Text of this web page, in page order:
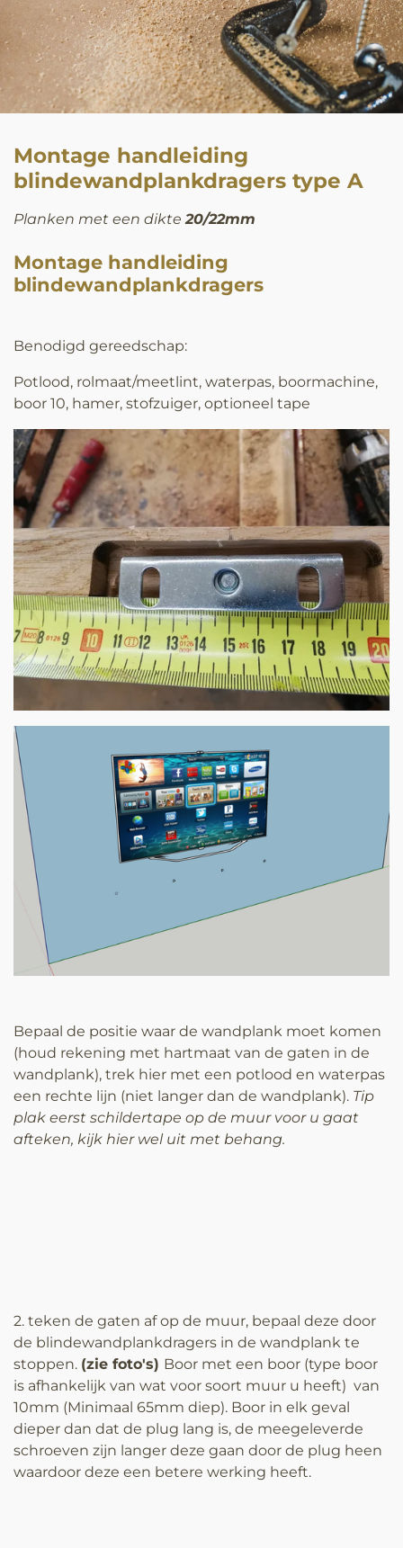
Montage handleiding
blindewandplankdragers type A
Planken met een dikte 20/22mm
Montage handleiding
blindewandplankdragers
Benodigd gereedschap:
Potlood, rolmaat/meetlint, waterpas, boormachine,
boor 10, hamer, stofzuiger, optioneel tape
Bepaal de positie waar de wandplank moet komen
(houd rekening met hartmaat van de gaten in de
wandplank), trek hier met een potlood en waterpas
een rechte lijn (niet langer dan de wandplank). Tip
plak eerst schildertape op de muur voor u gaat
afteken, kijk hier wel uit met behang.
2. teken de gaten af op de muur, bepaal deze door
de blindewandplankdragers in de wandplank te
stoppen. (zie foto's) Boor met een boor (type boor
is afhankelijk van wat voor soort muur u heeft) van
10mm (Minimaal 65mm diep). Boor in elk geval
dieper dan dat de plug lang is, de meegeleverde
schroeven zijn langer deze gaan door de plug heen
waardoor deze een betere werking heeft.